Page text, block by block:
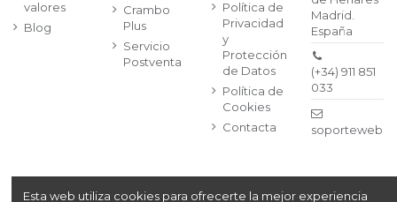
valores
Blog
Crambo
Plus
Servicio
Postventa
Política de
Privacidad
y
Protección
de Datos
Política de
Cookies
Contacta
Madrid.
España
(+34) 911 851
033
Esta web utiliza cookies para ofrecerte la mejor experiencia